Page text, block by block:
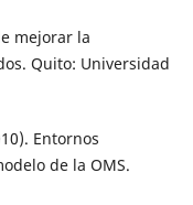
mejorar la
Quito: Universidad
Entornos
de la OMS.